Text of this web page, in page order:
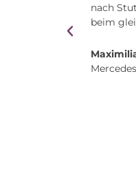
nach
beim
Mercedes